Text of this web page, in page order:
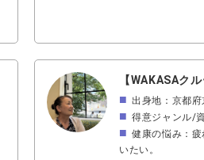
【WAKASAク
出身地：京都府
得意ジャンル/
健康の悩み：
いたい。